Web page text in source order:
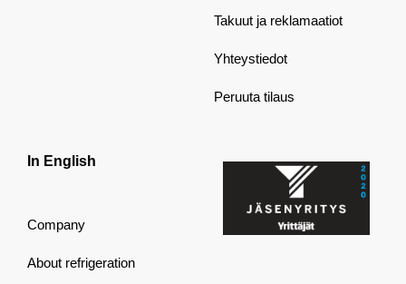
Takuut ja reklamaatiot
Yhteystiedot
Peruuta tilaus
In English
Company
About refrigeration